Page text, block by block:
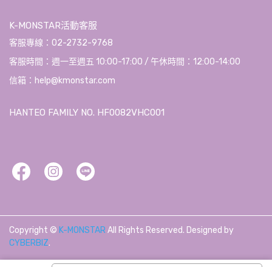
K-MONSTAR活動客服
客服專線：02-2732-9768
客服時間：週一至週五 10:00-17:00 / 午休時間：12:00-14:00
信箱：help@kmonstar.com
HANTEO FAMILY NO. HF0082VHC001
Copyright © K-MONSTAR All Rights Reserved. Designed by
CYBERBIZ.